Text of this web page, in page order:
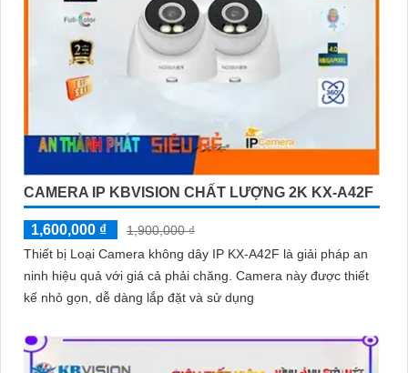
CAMERA IP KBVISION CHẤT LƯỢNG 2K KX-A42F
1,600,000 ₫
1,900,000 ₫
Thiết bị Loại Camera không dây IP KX-A42F là giải pháp an
ninh hiệu quả với giá cả phải chăng. Camera này được thiết
kế nhỏ gọn, dễ dàng lắp đặt và sử dụng